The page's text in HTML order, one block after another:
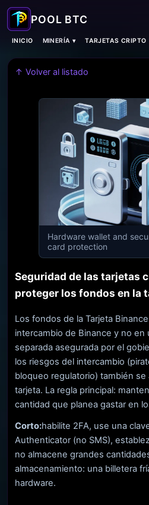
INICIO MINERÍA ▾ TARJETAS CRIPTO
↑ Volver al listado
Hardware wallet and
card protection
Seguridad de las tarjetas
proteger los fondos en la
Los fondos de la Tarjeta
intercambio de Binance y no en
separada asegurada por el
los riesgos del intercambio
bloqueo regulatorio) también se
tarjeta. La regla principal:
cantidad que planea gastar en
Corto:habilite 2FA, use una
Authenticator (no SMS),
no almacene grandes
almacenamiento: una billetera
hardware.